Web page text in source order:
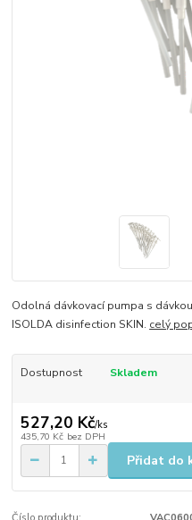
​Odolná dávkovací pumpa s
ISOLDA disinfection SKIN. celý
Dostupnost Skladem
527,20 Kč/ks
435,70 Kč bez DPH
Přidat do